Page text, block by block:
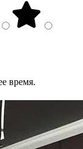
время.